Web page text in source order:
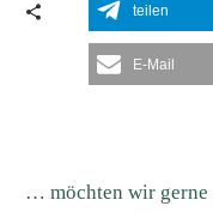
teilen
E-Mail
… möchten wir gerne